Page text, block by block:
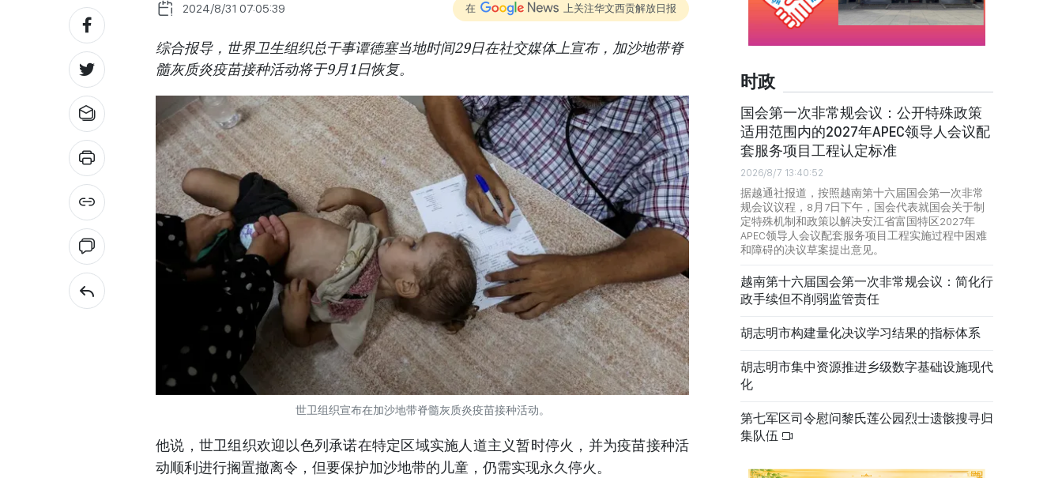
2024/8/31 07:05:39 在 上关注华文西贡解放日报
综合报导，世界卫生组织总干事谭德塞当地时间29日在社交媒体上宣布，加沙地带脊
髓灰质炎疫苗接种活动将于9月1日恢复。
世卫组织宣布在加沙地带脊髓灰质炎疫苗接种活动。
他说，世卫组织欢迎以色列承诺在特定区域实施人道主义暂时停火，并为疫苗接种活
动顺利进行搁置撤离令，但要保护加沙地带的儿童，仍需实现永久停火。
时政
国会第一次非常规会议：公开特殊政策
适用范围内的2027年APEC领导人会议配
套服务项目工程认定标准
2026/8/7 13:40:52
据越通社报道，按照越南第十六届国会第一次非常
规会议议程，8月7日下午，国会代表就国会关于制
定特殊机制和政策以解决安江省富国特区2027年
APEC领导人会议配套服务项目工程实施过程中困难
和障碍的决议草案提出意见。
越南第十六届国会第一次非常规会议：简化行
政手续但不削弱监管责任
胡志明市构建量化决议学习结果的指标体系
胡志明市集中资源推进乡级数字基础设施现代
化
第七军区司令慰问黎氏莲公园烈士遗骸搜寻归
集队伍